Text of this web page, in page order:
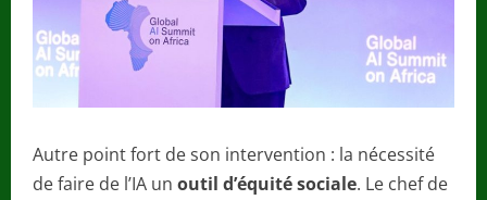
Autre point fort de son intervention : la nécessité
de faire de l’IA un outil d’équité sociale. Le chef de